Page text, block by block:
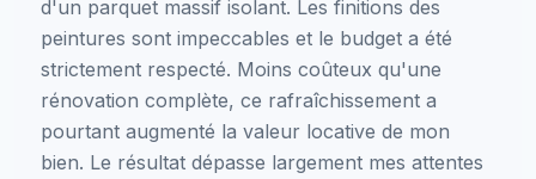
d'un parquet massif isolant. Les finitions des
peintures sont impeccables et le budget a été
strictement respecté. Moins coûteux qu'une
rénovation complète, ce rafraîchissement a
pourtant augmenté la valeur locative de mon
bien. Le résultat dépasse largement mes attentes